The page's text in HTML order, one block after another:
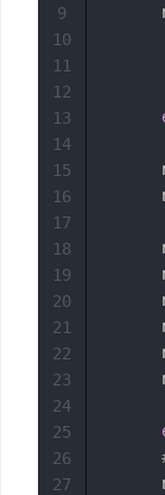
9
10
11
12
13
14
15
16
17
18
19
20
21
22
23
24
25
26
27